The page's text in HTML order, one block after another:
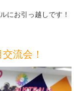
にお引っ越しです！
流会！